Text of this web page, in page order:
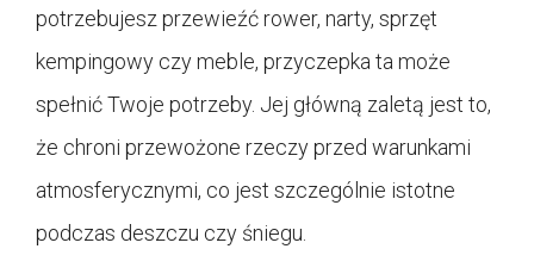
potrzebujesz przewieźć rower, narty, sprzęt
kempingowy czy meble, przyczepka ta może
spełnić Twoje potrzeby. Jej główną zaletą jest to,
że chroni przewożone rzeczy przed warunkami
atmosferycznymi, co jest szczególnie istotne
podczas deszczu czy śniegu.